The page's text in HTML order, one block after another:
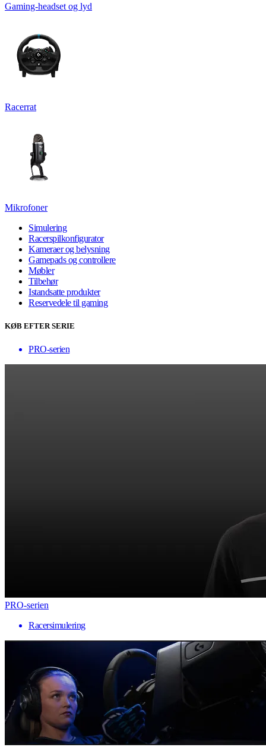
Gaming-headset og lyd
Racerrat
Mikrofoner
Simulering
Racerspilkonfigurator
Kameraer og belysning
Gamepads og controllere
Møbler
Tilbehør
Istandsatte produkter
Reservedele til gaming
KØB EFTER SERIE
PRO-serien
PRO-serien
Racersimulering